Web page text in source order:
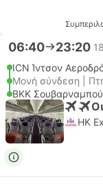
06:40 23:20
ICN Ίντσον
Μονή σύνδεση |
BKK
HK